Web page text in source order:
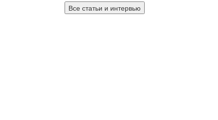
Все статьи и интервью